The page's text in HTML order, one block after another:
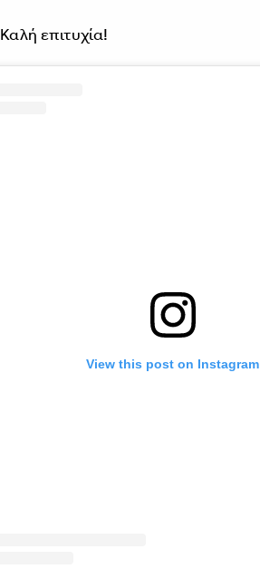
Καλή επιτυχία!
View this post on Instagram